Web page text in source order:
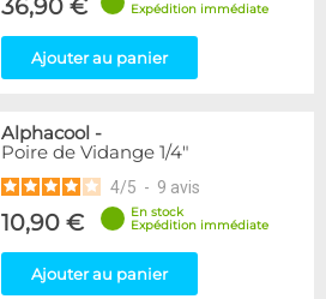
36,90 €
Expédition immédiate
Ajouter au panier
Alphacool -
Poire de Vidange 1/4"
4/5 - 9 avis
10,90 €
En stock
Expédition immédiate
Ajouter au panier